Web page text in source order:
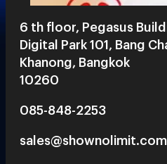
6 th floor, Pegasus
Digital Park 101, Bang
Khanong, Bangkok
10260
085-848-2253
sales@shownolimit.com